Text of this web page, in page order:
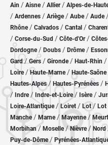
Ain / Aisne/ Allier/ Alpes-de-
/ Ardennes / Ariège/ Aube/ Aude
Rhône/ Calvados / Cantal /
/ Corse-du-Sud / Côte-d'Or /
Dordogne/ Doubs / Drôme/
Gard/Gers / Gironde/ Haut-Rhin /
Loire/Haute-Marne/ Haute-Saône
Hautes-Alpes/ Hautes-Pyrénées /
/ Indre/ Indre-et-Loire/ Isère/
Loire-Atlantique/ Loiret / Lot/ Lot
Manche/ Marne/ Mayenne/
Morbihan/ Moselle/ Nièvre / Nord
Puy-de-Dôme/ Pyrénées-